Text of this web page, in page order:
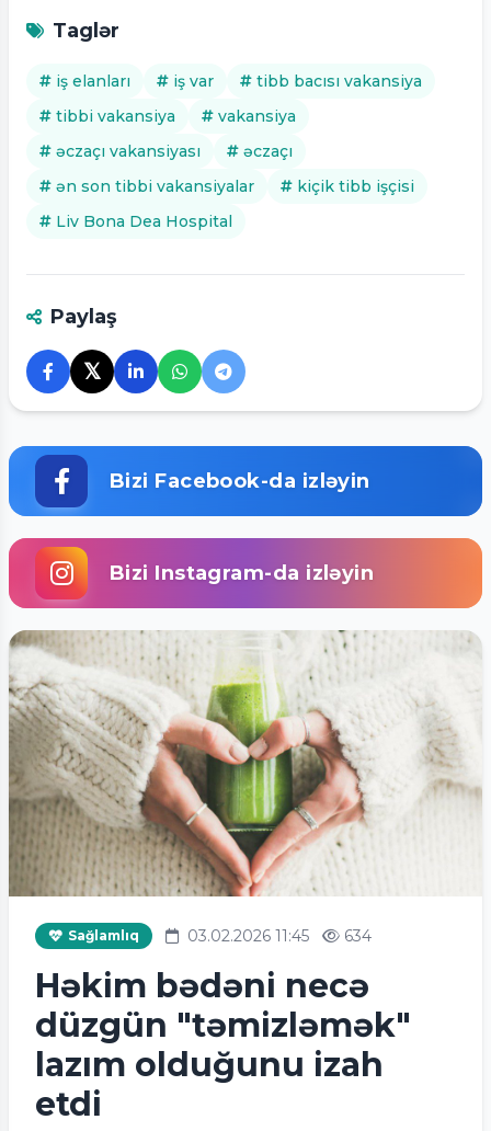
Taglər
iş elanları iş var
tibb bacısı vakansiya
tibbi vakansiya
vakansiya
əczaçı vakansiyası
əczaçı
ən son tibbi vakansiyalar
kiçik tibb işçisi
Liv Bona Dea Hospital
Paylaş
𝕏
Bizi Facebook-da izləyin
Bizi Instagram-da izləyin
Sağlamlıq 03.02.2026 11:45 634
Həkim bədəni necə
düzgün "təmizləmək"
lazım olduğunu izah
etdi